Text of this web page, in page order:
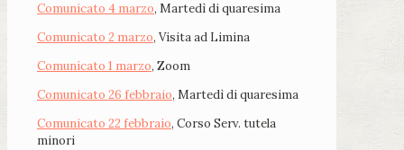
Comunicato 4 marzo, Martedì di quaresima
Comunicato 2 marzo, Visita ad Limina
Comunicato 1 marzo, Zoom
Comunicato 26 febbraio, Martedì di quaresima
Comunicato 22 febbraio, Corso Serv. tutela
minori